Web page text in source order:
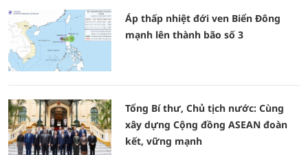
Áp thấp nhiệt đới ven Biển Đông
mạnh lên thành bão số 3
Tổng Bí thư, Chủ tịch nước: Cùng
xây dựng Cộng đồng ASEAN đoàn
kết, vững mạnh